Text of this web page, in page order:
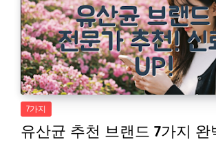
7가지
유산균 추천 브랜드 7가지